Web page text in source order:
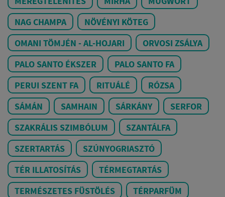
NAG CHAMPA
NÖVÉNYI KÖTEG
OMANI TÖMJÉN - AL-HOJARI
ORVOSI ZSÁLYA
PALO SANTO ÉKSZER
PALO SANTO FA
PERUI SZENT FA
RITUÁLÉ
RÓZSA
SÁMÁN
SAMHAIN SÁRKÁNY
SERFOR
SZAKRÁLIS SZIMBÓLUM
SZANTÁLFA
SZERTARTÁS
SZÚNYOGRIASZTÓ
TÉR ILLATOSÍTÁS
TÉRMEGTARTÁS
TERMÉSZETES FÜSTÖLÉS
TÉRPARFÜM